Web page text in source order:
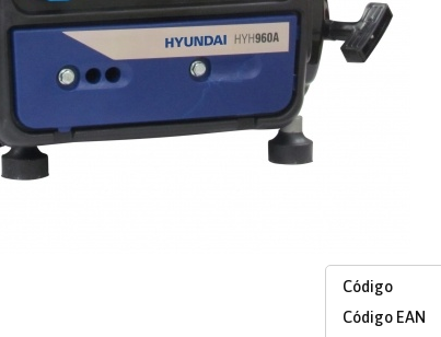
Código
Código EAN